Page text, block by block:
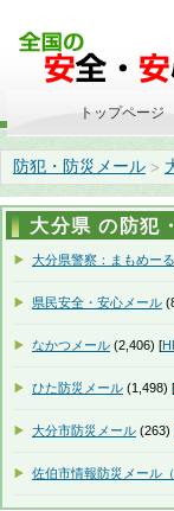
防犯・防災メール >
トップページ
大分県 の防犯
大分県警察：まもめーる
県民安全・安心メール
なかつメール (2,406) [
ひた防災メール (1,498) [
大分市防災メール (263)
佐伯市情報防災メール